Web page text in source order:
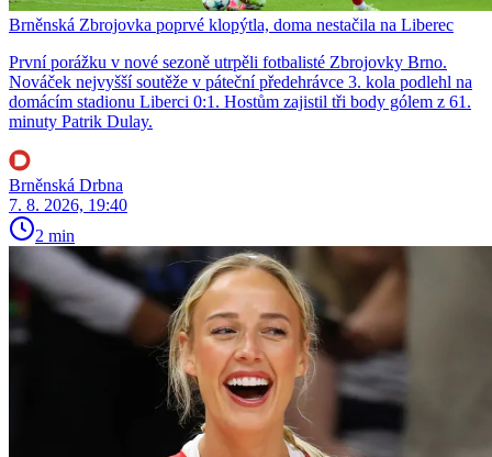
Brněnská Zbrojovka poprvé klopýtla, doma nestačila na Liberec
První porážku v nové sezoně utrpěli fotbalisté Zbrojovky Brno.
Nováček nejvyšší soutěže v páteční předehrávce 3. kola podlehl na
domácím stadionu Liberci 0:1. Hostům zajistil tři body gólem z 61.
minuty Patrik Dulay.
Brněnská Drbna
7. 8. 2026, 19:40
2 min